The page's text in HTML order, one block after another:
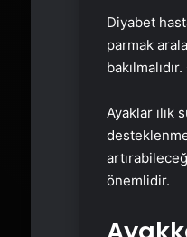
Diyabet
parmak
Ayaklar ılık
önemlidir.